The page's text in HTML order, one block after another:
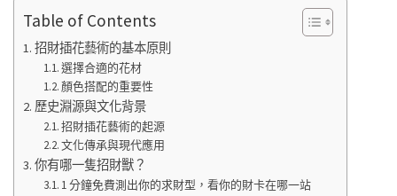
Table of Contents
招財插花藝術的基本原則
選擇合適的花材
顏色搭配的重要性
歷史淵源與文化背景
招財插花藝術的起源
文化傳承與現代應用
你有哪一隻招財獸？
1 分鐘免費測出你的求財型，看你的財卡在哪一站